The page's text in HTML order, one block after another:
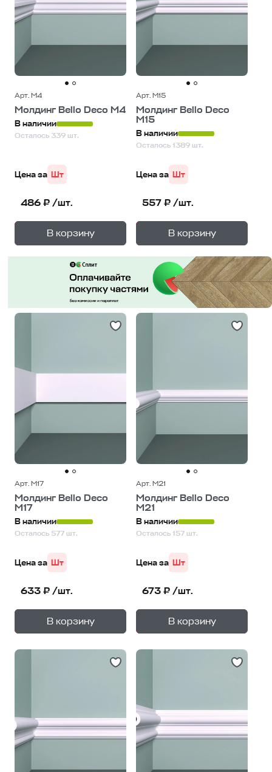
Арт. М4
Молдинг Bello Deco М4
В наличии
Осталось 339 шт.
Цена за Шт
486 ₽ /шт.
В корзину
— 1уп.
Арт. М15
Молдинг Bello Deco
М15
В наличии
Осталось 1389 шт.
Цена за Шт
557 ₽ /шт.
В корзину
— 1уп.
Арт. М17
Молдинг Bello Deco
М17
В наличии
Осталось 577 шт.
Цена за Шт
633 ₽ /шт.
В корзину
— 1уп.
Арт. М21
Молдинг Bello Deco
М21
В наличии
Осталось 157 шт.
Цена за Шт
673 ₽ /шт.
В корзину
— 1уп.